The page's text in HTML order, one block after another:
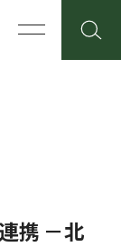
携 －北